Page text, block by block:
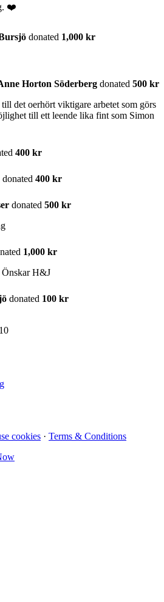
❤️
donated 1,000 kr
Horton Söderberg donated 500 kr
det oerhört viktigare arbetet som görs
till ett leende lika fint som Simon
400 kr
donated 400 kr
donated 500 kr
1,000 kr
H&J
donated 100 kr
cookies · Terms & Conditions